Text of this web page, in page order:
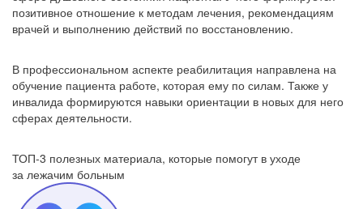
позитивное отношение к методам лечения, рекомендациям
врачей и выполнению действий по восстановлению.
В профессиональном аспекте реабилитация направлена на
обучение пациента работе, которая ему по силам. Также у
инвалида формируются навыки ориентации в новых для него
сферах деятельности.
ТОП-3 полезных материала, которые помогут в уходе
за лежачим больным